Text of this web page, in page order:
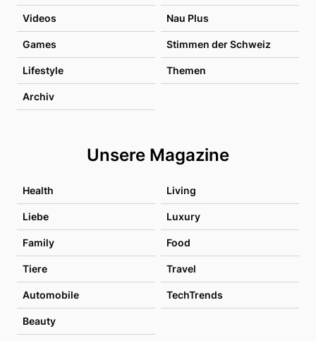
Videos Nau Plus
Games Stimmen der Schweiz
Lifestyle Themen
Archiv
Unsere Magazine
Health Living
Liebe Luxury
Family Food
Tiere Travel
Automobile TechTrends
Beauty